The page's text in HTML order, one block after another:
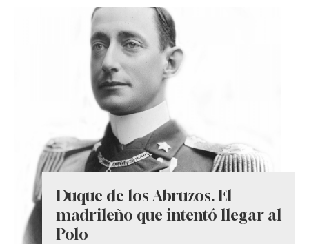
Duque de los Abruzos. El
madrileño que intentó llegar al
Polo